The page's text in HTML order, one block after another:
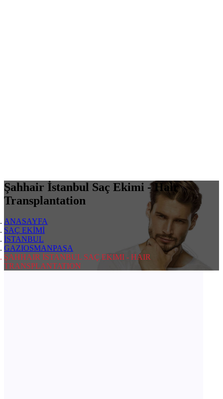
Şahhair İstanbul Saç Ekimi - Hair
Transplantation
ANASAYFA
SAÇ EKİMİ
İSTANBUL
GAZIOSMANPAŞA
ŞAHHAIR İSTANBUL SAÇ EKIMI - HAIR
TRANSPLANTATION